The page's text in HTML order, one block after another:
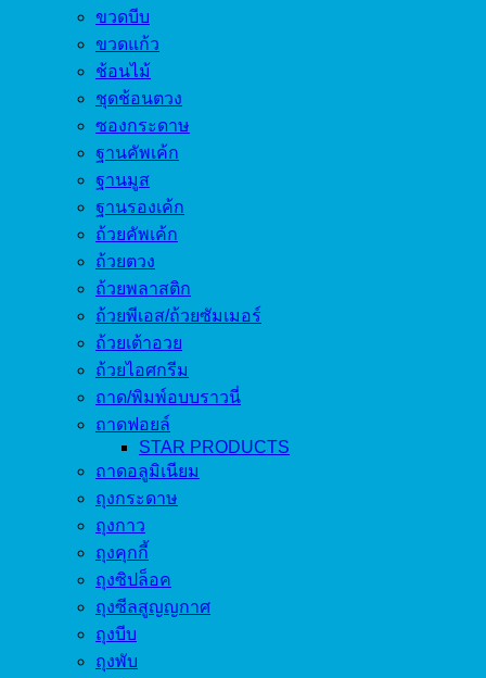
ขวดบีบ
ขวดแก้ว
ช้อนไม้
ชุดช้อนตวง
ซองกระดาษ
ฐานคัพเค้ก
ฐานมูส
ฐานรองเค้ก
ถ้วยคัพเค้ก
ถ้วยตวง
ถ้วยพลาสติก
ถ้วยพีเอส/ถ้วยซัมเมอร์
ถ้วยเต้าอวย
ถ้วยไอศกรีม
ถาด/พิมพ์อบบราวนี่
ถาดฟอยล์
STAR PRODUCTS
ถาดอลูมิเนียม
ถุงกระดาษ
ถุงกาว
ถุงคุกกี้
ถุงซิปล็อค
ถุงซีลสูญญกาศ
ถุงบีบ
ถุงพับ